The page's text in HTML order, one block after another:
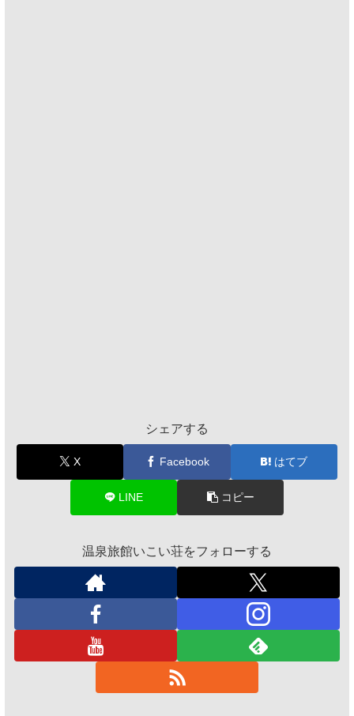
シェアする
X Facebook はてブ
LINE コピー
温泉旅館いこい荘をフォローする